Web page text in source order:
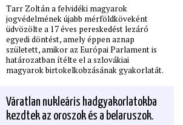
Tarr Zoltán a felvidéki magyarok
jogvédelmének újabb mérföldköveként
üdvözölte a 17 éves pereskedést lezáró
egyedi döntést, amely éppen aznap
született, amikor az Európai Parlament is
határozatban ítélte el a szlovákiai
magyarok birtokelkobzásának gyakorlatát.
Váratlan nukleáris hadgyakorlatokba
kezdtek az oroszok és a belaruszok.